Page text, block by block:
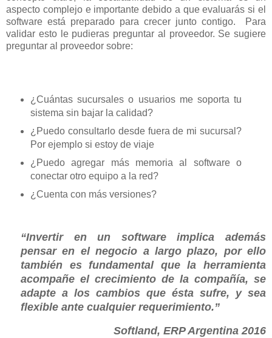
aspecto complejo e importante debido a que evaluarás si el
software está preparado para crecer junto contigo. Para
validar esto le pudieras preguntar al proveedor. Se sugiere
preguntar al proveedor sobre:
¿Cuántas sucursales o usuarios me soporta tu
sistema sin bajar la calidad?
¿Puedo consultarlo desde fuera de mi sucursal?
Por ejemplo si estoy de viaje
¿Puedo agregar más memoria al software o
conectar otro equipo a la red?
¿Cuenta con más versiones?
“Invertir en un software implica además
pensar en el negocio a largo plazo, por ello
también es fundamental que la herramienta
acompañe el crecimiento de la compañía, se
adapte a los cambios que ésta sufre, y sea
flexible ante cualquier requerimiento.”
Softland, ERP Argentina 2016